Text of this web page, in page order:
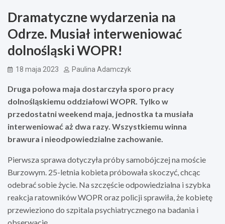
Dramatyczne wydarzenia na
Odrze. Musiał interweniować
dolnośląski WOPR!
18 maja 2023 Paulina Adamczyk
Druga połowa maja dostarczyła sporo pracy
dolnośląskiemu oddziałowi WOPR. Tylko w
przedostatni weekend maja, jednostka ta musiała
interweniować aż dwa razy. Wszystkiemu winna
brawura i nieodpowiedzialne zachowanie.
Pierwsza sprawa dotyczyła próby samobójczej na moście
Burzowym. 25-letnia kobieta próbowała skoczyć, chcąc
odebrać sobie życie. Na szczęście odpowiedzialna i szybka
reakcja ratowników WOPR oraz policji sprawiła, że kobietę
przewieziono do szpitala psychiatrycznego na badania i